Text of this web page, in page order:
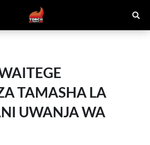
TAMASHA LA
UWANJA WA